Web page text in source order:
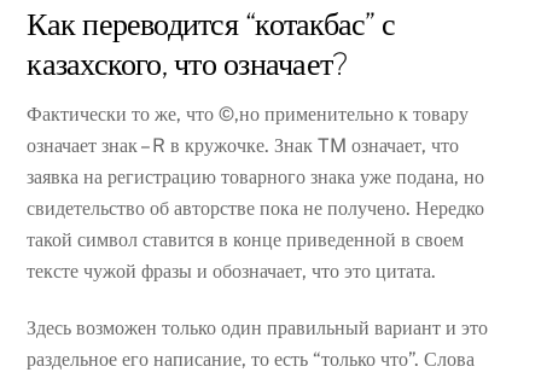
Как переводится “котакбас” с
казахского, что означает?
Фактически то же, что ©,но применительно к товару
означает знак – R в кружочке. Знак TM означает, что
заявка на регистрацию товарного знака уже подана, но
свидетельство об авторстве пока не получено. Нередко
такой символ ставится в конце приведенной в своем
тексте чужой фразы и обозначает, что это цитата.
Здесь возможен только один правильный вариант и это
раздельное его написание, то есть “только что”. Слова